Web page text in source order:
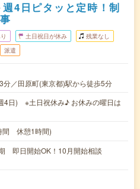
4日ピタッと定時！制
土日祝日が休み 残業なし
派遣
分／田原町(東京都)駅から徒歩5分
4日) ※土日祝休み♪ お休みの曜日は
間 休憩1時間)
即日開始OK！10月開始相談